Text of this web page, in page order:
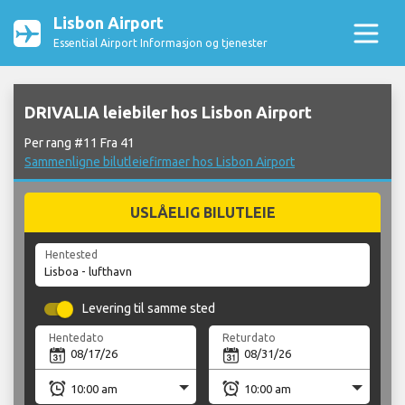
Lisbon Airport
Essential Airport Informasjon og tjenester
DRIVALIA leiebiler hos Lisbon Airport
Per rang #11 Fra 41
Sammenligne bilutleiefirmaer hos Lisbon Airport
USLÅELIG BILUTLEIE
Hentested
Levering til samme sted
Hentedato Returdato